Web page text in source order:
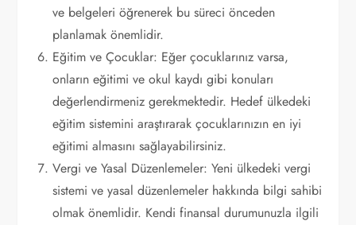
ve belgeleri öğrenerek bu süreci önceden
planlamak önemlidir.
Eğitim ve Çocuklar: Eğer çocuklarınız varsa,
onların eğitimi ve okul kaydı gibi konuları
değerlendirmeniz gerekmektedir. Hedef ülkedeki
eğitim sistemini araştırarak çocuklarınızın en iyi
eğitimi almasını sağlayabilirsiniz.
Vergi ve Yasal Düzenlemeler: Yeni ülkedeki vergi
sistemi ve yasal düzenlemeler hakkında bilgi sahibi
olmak önemlidir. Kendi finansal durumunuzla ilgili